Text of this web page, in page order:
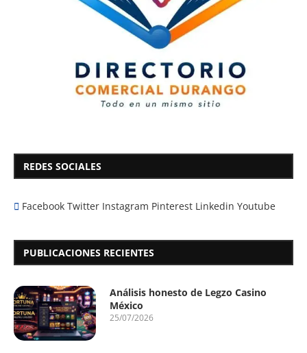
REDES SOCIALES
Facebook Twitter Instagram Pinterest Linkedin Youtube
PUBLICACIONES RECIENTES
Análisis honesto de Legzo Casino
México
25/07/2026